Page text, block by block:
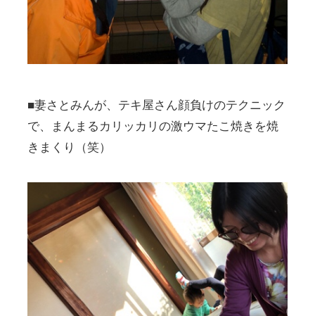
■妻さとみんが、テキ屋さん顔負けのテクニック
で、まんまるカリッカリの激ウマたこ焼きを焼
きまくり（笑）